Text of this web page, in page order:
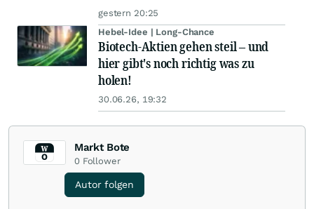
gestern 20:25
Hebel-Idee | Long-Chance
Biotech-Aktien gehen steil – und
hier gibt's noch richtig was zu
holen!
30.06.26, 19:32
Markt Bote
0 Follower
Autor folgen